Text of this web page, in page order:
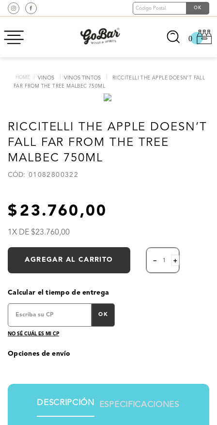
0
VINOS VINOS TINTOS
RICCITELLI THE APPLE DOESN’T FALL
FAR FROM THE TREE MALBEC 750ML
RICCITELLI THE APPLE DOESN’T
FALL FAR FROM THE TREE
MALBEC 750ML
: 01082800322
23.760,00
1 X DE 23.760,00
AGREGAR AL CARRITO ＋
－
Calcular el tiempo de entrega
OK
NO SÉ CUÁL ES MI CP
Opciones de envío
DESCRIPCIÓN ESPECIFICACIONES